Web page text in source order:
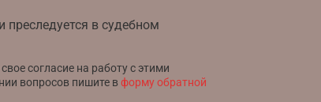
и преследуется в судебном
согласие на работу с этими
вопросов пишите вформу обратной